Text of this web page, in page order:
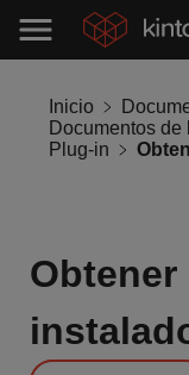
Inicio
Plug-in